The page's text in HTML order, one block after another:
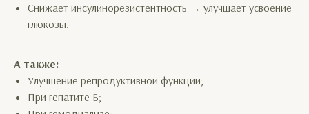
Снижает инсулинорезистентность → улучшает усвоение
глюкозы.
А также:
Улучшение репродуктивной функции;
При гепатите Б;